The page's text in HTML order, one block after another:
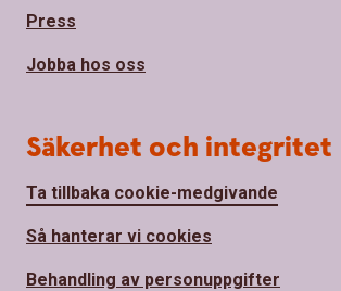
Press
Jobba hos oss
Säkerhet och integritet
Ta tillbaka cookie-medgivande
Så hanterar vi cookies
Behandling av personuppgifter